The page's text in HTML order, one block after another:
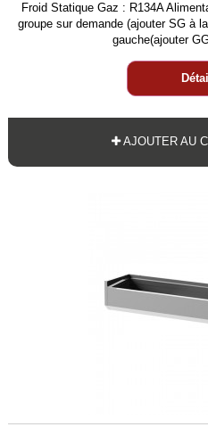
Froid Statique Gaz : R134A
groupe sur demande (ajouter SG à
gauche(ajouter
AJOUTER AU